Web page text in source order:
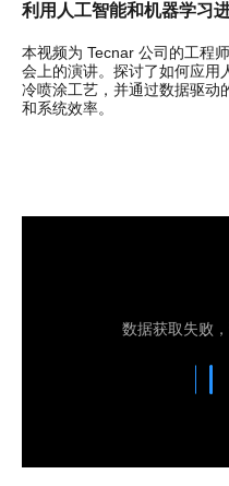
利用人工智能和机器学习
本视频为 Tecnar 公司的工程
会上的演讲。探讨了如何应用
冷喷涂工艺，并通过数据驱动
和系统效率。